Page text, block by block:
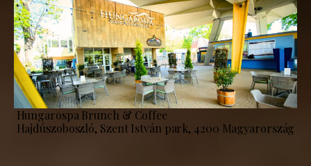
Hungarospa Brunch & Coffee
Hajdúszoboszló, Szent István park, 4200 Magyarország